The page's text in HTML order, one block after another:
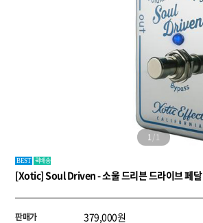
1/1
BEST 퀵배송
[Xotic] Soul Driven - 소울 드리븐 드라이브 페달
판매가 379,000원